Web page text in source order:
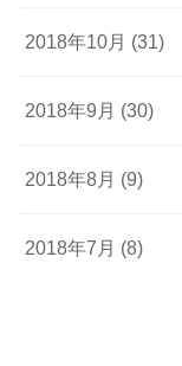
2018年10月 (31)
2018年9月 (30)
2018年8月 (9)
2018年7月 (8)